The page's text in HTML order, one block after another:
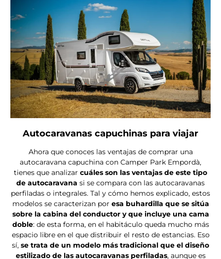
Autocaravanas capuchinas para viajar
Ahora que conoces las ventajas de comprar una
autocaravana capuchina con Camper Park Empordà,
tienes que analizar cuáles son las ventajas de este tipo
de autocaravana si se compara con las autocaravanas
perfiladas o integrales. Tal y cómo hemos explicado, estos
modelos se caracterizan por esa buhardilla que se sitúa
sobre la cabina del conductor y que incluye una cama
doble: de esta forma, en el habitáculo queda mucho más
espacio libre en el que distribuir el resto de estancias. Eso
sí, se trata de un modelo más tradicional que el diseño
estilizado de las autocaravanas perfiladas, aunque es